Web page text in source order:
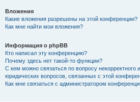
Вложения
Какие вложения разрешены на этой конференции?
Как мне найти мои вложения?
Информация о phpBB
Кто написал эту конференцию?
Почему здесь нет такой-то функции?
С кем можно связаться по вопросу некорректного
юридических вопросов, связанных с этой
Как мне связаться с администратором